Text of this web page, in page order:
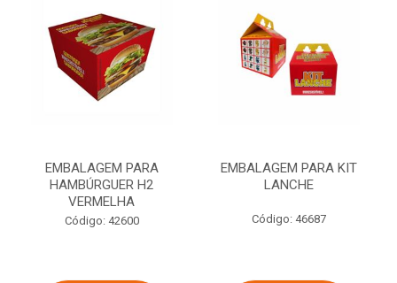
EMBALAGEM PARA
HAMBÚRGUER H2
VERMELHA
Código: 42600
EMBALAGEM PARA KIT
LANCHE
Código: 46687